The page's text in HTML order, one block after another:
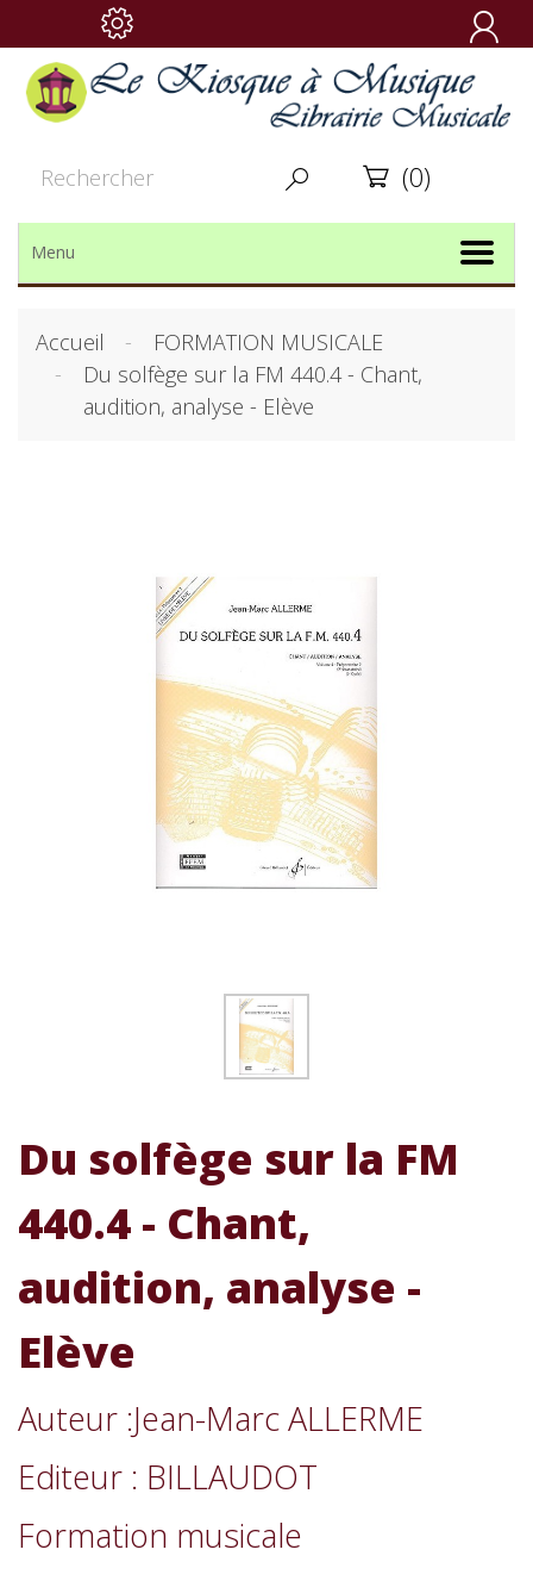

  (0)
Menu
Accueil
FORMATION MUSICALE
Du solfège sur la FM 440.4 - Chant,
audition, analyse - Elève
Du solfège sur la FM
440.4 - Chant,
audition, analyse -
Elève
Auteur :Jean-Marc ALLERME
Editeur : BILLAUDOT
Formation musicale